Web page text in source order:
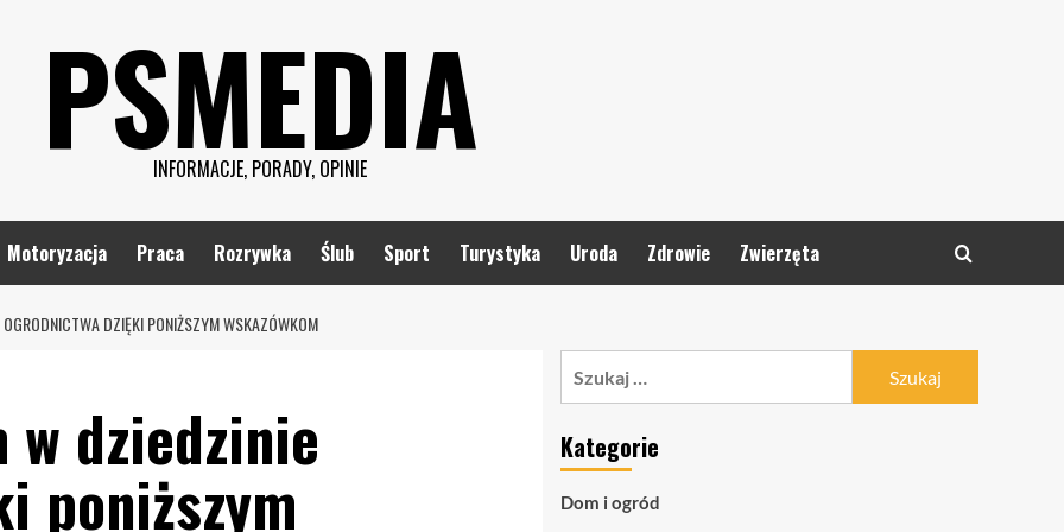
PSMEDIA
INFORMACJE, PORADY, OPINIE
Motoryzacja Praca Rozrywka Ślub Sport Turystyka Uroda Zdrowie Zwierzęta
DZIĘKI PONIŻSZYM WSKAZÓWKOM
dziedzinie
poniższym
Kategorie
Dom i ogród